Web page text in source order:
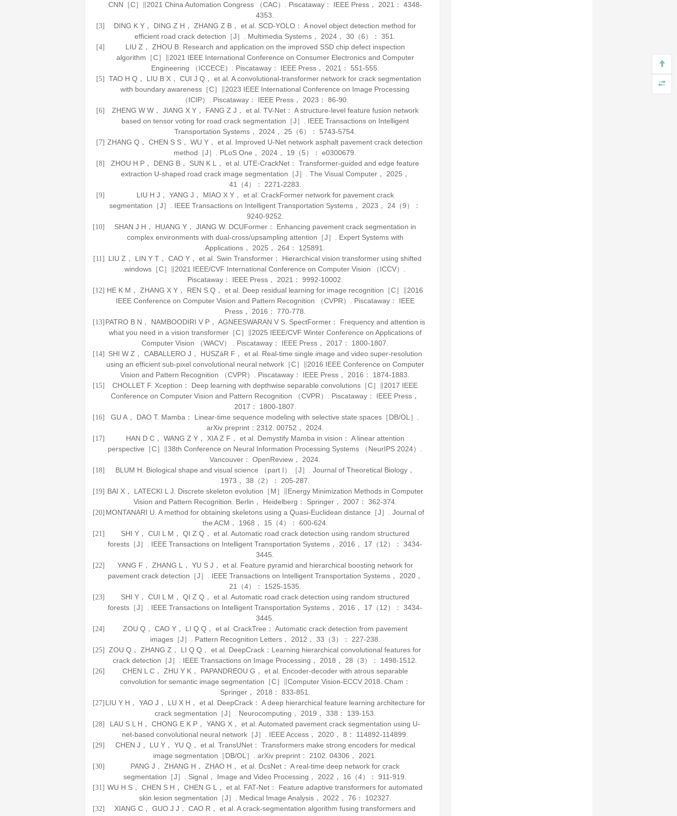
CNN［C］∥2021 China Automation Congress （CAC）. Piscataway： IEEE Press， 2021 ： 4348-
4353.
[3]
DING K Y， DING Z H， ZHANG Z B， et al. SCD-YOLO： A novel object detection method for
efficient road crack detection［J］. Multimedia Systems ， 2024 ， 30 （6）： 351.
[4]
LIU Z， ZHOU B. Research and application on the improved SSD chip defect inspection
algorithm［C］∥2021 IEEE International Conference on Consumer Electronics and Computer
Engineering （ICCECE）. Piscataway： IEEE Press， 2021 ： 551-555.
[5]
TAO H Q， LIU B X， CUI J Q， et al. A convolutional-transformer network for crack segmentation
with boundary awareness［C］∥2023 IEEE International Conference on Image Processing
（ICIP）. Piscataway： IEEE Press， 2023 ： 86-90.
[6]
ZHENG W W， JIANG X Y， FANG Z J， et al. TV-Net： A structure-level feature fusion network
based on tensor voting for road crack segmentation［J］. IEEE Transactions on Intelligent
Transportation Systems， 2024， 25 （6）： 5743-5754.
[7] ZHANG Q， CHEN S S， WU Y， et al. Improved U-Net network asphalt pavement crack detection
method［J］. PLoS One ， 2024 ， 19 （5）： e0300679.
[8]
ZHOU H P， DENG B， SUN K L， et al. UTE-CrackNet： Transformer-guided and edge feature
extraction U-shaped road crack image segmentation［J］. The Visual Computer， 2025 ，
41
（4）： 2271-2283.
[9]
LIU H J， YANG J， MIAO X Y， et al. CrackFormer network for pavement crack
segmentation［J］. IEEE Transactions on Intelligent Transportation Systems ， 2023 ， 24 （9）：
9240-9252.
[10]
SHAN J H， HUANG Y， JIANG W. DCUFormer： Enhancing pavement crack segmentation in
complex environments with dual-cross/upsampling attention［J］. Expert Systems with
Applications ， 2025 ， 264 ： 125891.
[11]
LIU Z， LIN Y T， CAO Y， et al. Swin Transformer： Hierarchical vision transformer using shifted
windows［C］∥2021 IEEE/CVF International Conference on Computer Vision （ICCV）.
Piscataway： IEEE Press， 2021 ： 9992-10002.
[12] HE K M， ZHANG X Y， REN S Q， et al. Deep residual learning for image recognition［C］∥2016
IEEE Conference on Computer Vision and Pattern Recognition （CVPR）. Piscataway： IEEE
Press， 2016 ： 770-778.
[13] PATRO B N， NAMBOODIRI V P， AGNEESWARAN V S. SpectFormer： Frequency and attention is
what you need in a vision transformer［C］∥2025 IEEE/CVF Winter Conference on Applications of
Computer Vision （WACV） . Piscataway： IEEE Press， 2017 ： 1800-1807.
[14]
SHI W Z， CABALLERO J， HUSZáR F， et al. Real-time single image and video super-resolution
using an efficient sub-pixel convolutional neural network［C］∥2016 IEEE Conference on Computer
Vision and Pattern Recognition （CVPR）. Piscataway： IEEE Press， 2016 ： 1874-1883.
[15]
CHOLLET F. Xception： Deep learning with depthwise separable convolutions［C］∥2017 IEEE
Conference on Computer Vision and Pattern Recognition （CVPR）. Piscataway： IEEE Press，
2017 ： 1800-1807.
[16]
GU A， DAO T. Mamba： Linear-time sequence modeling with selective state spaces［DB/OL］.
arXiv preprint：2312 00752 ， 2024.
[17]
HAN D C， WANG Z Y， XIA Z F， et al. Demystify Mamba in vision： A linear attention
perspective［C］∥38th Conference on Neural Information Processing Systems （NeurIPS 2024）.
Vancouver： OpenReview， 2024
[18] BLUM H. Biological shape and visual science （part I）［J］. Journal of Theoretical Biology ，
1973 ， 38 （2）： 205-287.
[19] BAI X， LATECKI L J. Discrete skeleton evolution［M］∥ Energy Minimization Methods in Computer
Vision and Pattern Recognition . Berlin， Heidelberg： Springer， 2007 ： 362-374.
[20] MONTANARI U. A method for obtaining skeletons using a Quasi-Euclidean distance［J］. Journal of
the ACM ， 1968 ， 15 （4）： 600-624.
[21]
SHI Y， CUI L M， QI Z Q， et al. Automatic road crack detection using random structured
forests［J］. IEEE Transactions on Intelligent Transportation Systems ， 2016 ， 17 （12）： 3434-
3445.
[22]
YANG F， ZHANG L， YU S J， et al. Feature pyramid and hierarchical boosting network for
pavement crack detection［J］. IEEE Transactions on Intelligent Transportation Systems， 2020，
21
（4）： 1525-1535.
[23]
SHI Y， CUI L M， QI Z Q， et al. Automatic road crack detection using random structured
forests［J］. IEEE Transactions on Intelligent Transportation Systems ， 2016 ， 17 （12）： 3434-
3445.
[24]
ZOU Q， CAO Y， LI Q Q， et al. CrackTree： Automatic crack detection from pavement
images［J］. Pattern Recognition Letters， 2012 ， 33 （3）： 227-238.
[25]
ZOU Q， ZHANG Z， LI Q Q， et al. DeepCrack：Learning hierarchical convolutional features for
crack detection［J］. IEEE Transactions on Image Processing ， 2018 ， 28 （3）： 1498-1512.
[26]
CHEN L C， ZHU Y K， PAPANDREOU G， et al. Encoder-decoder with atrous separable
convolution for semantic image segmentation［C］∥Computer Vision-ECCV 2018. Cham：
Springer， 2018 ： 833-851.
[27] LIU Y H， YAO J， LU X H， et al. DeepCrack： A deep hierarchical feature learning architecture for
crack segmentation［J］. Neurocomputing ， 2019 ， 338 ： 139-153.
[28]
LAU S L H， CHONG E K P， YANG X， et al. Automated pavement crack segmentation using U-
net-based convolutional neural network［J］. IEEE Access ， 2020 ， 8 ： 114892-114899.
[29]
CHEN J， LU Y， YU Q， et al. TransUNet： Transformers make strong encoders for medical
image segmentation［DB/OL］. arXiv preprint： 2102 04306 ， 2021.
[30]
PANG J， ZHANG H， ZHAO H， et al. DcsNet： A real-time deep network for crack
segmentation［J］. Signal， Image and Video Processing ， 2022 ， 16 （4）： 911-919.
[31] WU H S， CHEN S H， CHEN G L， et al. FAT-Net： Feature adaptive transformers for automated
skin lesion segmentation［J］. Medical Image Analysis， 2022 ， 76 ： 102327.
[32]
XIANG C， GUO J J， CAO R， et al. A crack-segmentation algorithm fusing transformers and